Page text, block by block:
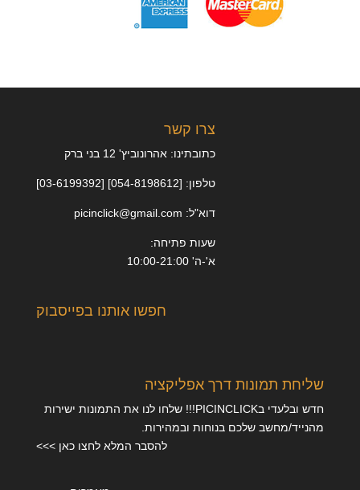
צרו קשר
כתובתינו: אהרונוביץ' 12 בני ברק
טלפון: [054-8198612] [03-6199392]
דוא"ל: picinclick@gmail.com
שעות פתיחה:
א'-ה' 10:00-21:00
חפשו אותנו בפייסבוק
שליחת תמונות דרך אפליקציה
חדש ובלעדי בPICINCLICK!!! שלחו לנו את התמונות ישירות
מהנייד/מחשב שלכם בנוחות ובמהירות.
להסבר המלא לחצו כאן >>>